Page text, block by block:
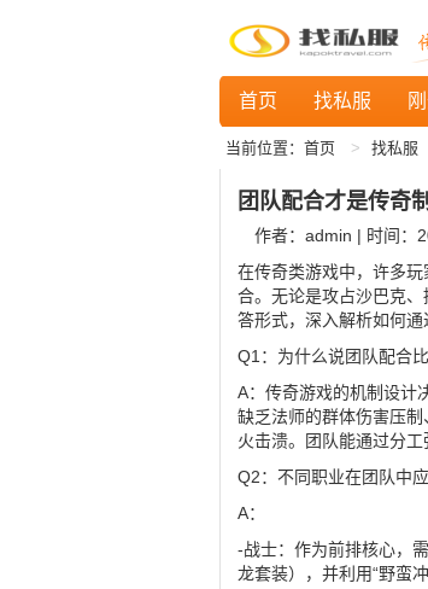
首页 找私服
当前位置： 首页 找私服
团队配合才是传奇
作者：admin | 时间：
在传奇类游戏中，许多
合。无论是攻占沙巴克
答形式，深入解析如何通
Q1：为什么说团队配合
A：传奇游戏的机制设计
缺乏法师的群体伤害压
火击溃。团队能通过分
Q2：不同职业在团队中
A：
-战士：作为前排核心，
龙套装），并利用“野蛮